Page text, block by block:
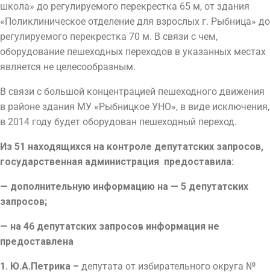
школа» до регулируемого перекрестка 65 м, от здания
«Поликлиническое отделение для взрослых г. Рыбница» до
регулируемого перекрестка 70 м. В связи с чем,
оборудование пешеходных переходов в указанных местах
является не целесообразным.
В связи с большой концентрацией пешеходного движения
в районе здания МУ «Рыбницкое УНО», в виде исключения,
в 2014 году будет оборудован пешеходный переход.
Из 51 находящихся на контроле депутатских запросов,
государственная администрация предоставила:
— дополнительную информацию на — 5 депутатских
запросов;
— на 46 депутатских запросов информация не
предоставлена
1. Ю.А.Петрика – депутата от избирательного округа №